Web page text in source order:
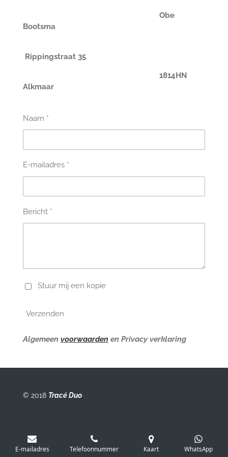
Obe
Bootsma
Rippingstraat 35
1814HN
Alkmaar
Naam *
E-mailadres *
Bericht *
Stuur mij een kopie
Verzenden
Algemeen voorwaarden en Privacy verklaring
© 2018 Tracé Duo
E-mailadres Telefoonnummer Kaart WhatsApp